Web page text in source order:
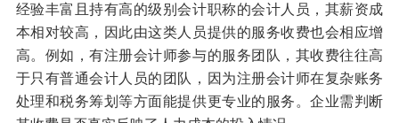
经验丰富且持有高的级别会计职称的会计人员，其薪资成
本相对较高，因此由这类人员提供的服务收费也会相应增
高。例如，有注册会计师参与的服务团队，其收费往往高
于只有普通会计人员的团队，因为注册会计师在复杂账务
处理和税务筹划等方面能提供更专业的服务。企业需判断